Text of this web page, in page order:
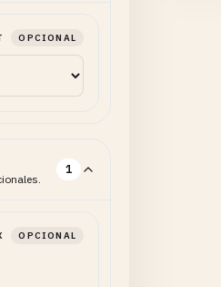
OPCIONAL
1
OPCIONAL